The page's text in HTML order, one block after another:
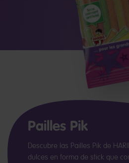
Pailles Pik
Descubre las Pailles Pik de
dulces en forma de stick que